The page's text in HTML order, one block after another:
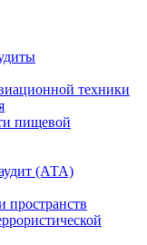
техники
пищевой
(АТА)
пространств